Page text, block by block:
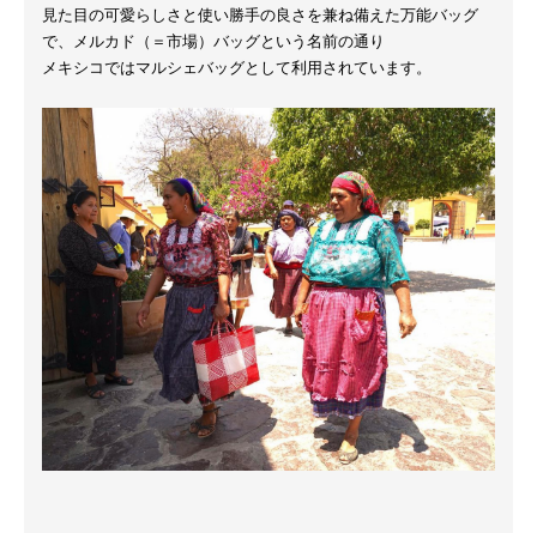
見た目の可愛らしさと使い勝手の良さを兼ね備えた万能バッグ
で、メルカド（＝市場）バッグという名前の通り
メキシコではマルシェバッグとして利用されています。